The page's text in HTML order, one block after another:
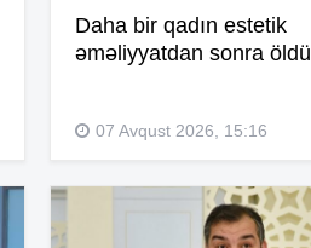
Daha bir qadın estetik
əməliyyatdan sonra öldü
07 Avqust 2026, 15:16